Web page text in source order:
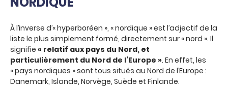
À l’inverse d’« hyperboréen », « nordique » est l’adjectif de la
liste le plus simplement formé, directement sur « nord ». Il
signifie « relatif aux pays du Nord, et
particulièrement du Nord de l’Europe ». En effet, les
« pays nordiques » sont tous situés au Nord de l’Europe :
Danemark, Islande, Norvège, Suède et Finlande.